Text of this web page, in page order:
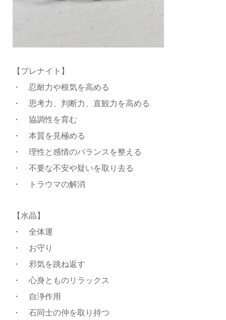
【プレナイト】
・ 忍耐力や根気を高める
・ 思考力、判断力、直観力を高める
・ 協調性を育む
・ 本質を見極める
・ 理性と感情のバランスを整える
・ 不要な不安や疑いを取り去る
・ トラウマの解消
【水晶】
・ 全体運
・ お守り
・ 邪気を跳ね返す
・ 心身とものリラックス
・ 自浄作用
・ 石同士の仲を取り持つ